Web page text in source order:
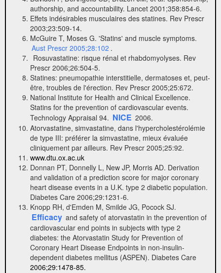
authorship, and accountability. Lancet 2001;358:854-6.
Effets indésirables musculaires des statines. Rev Prescr
2003;23:509-14.
McGuire T, Moses G. 'Statins' and muscle symptoms.
Aust Prescr 2005;28:102 .
Rosuvastatine: risque rénal et rhabdomyolyses. Rev
Prescr 2006;26:504-5.
Statines: pneumopathie interstitielle, dermatoses et, peut-
être, troubles de l'érection. Rev Prescr 2005;25:672.
National Institute for Health and Clinical Excellence.
Statins for the prevention of cardiovascular events.
Technology Appraisal 94. NICE 2006.
Atorvastatine, simvastatine, dans l'hypercholestérolémie
de type III: préférer la simvastatine, mieux évaluée
cliniquement par ailleurs. Rev Prescr 2005;25:92.
www.dtu.ox.ac.uk
Donnan PT, Donnelly L, New JP, Morris AD. Derivation
and validation of a prediction score for major coronary
heart disease events in a U.K. type 2 diabetic population.
Diabetes Care 2006;29:1231-6.
Knopp RH, d'Emden M, Smilde JG, Pocock SJ.
Efficacy and safety of atorvastatin in the prevention of
cardiovascular end points in subjects with type 2
diabetes: the Atorvastatin Study for Prevention of
Coronary Heart Disease Endpoints in non-insulin-
dependent diabetes mellitus (ASPEN). Diabetes Care
2006;29:1478-85.